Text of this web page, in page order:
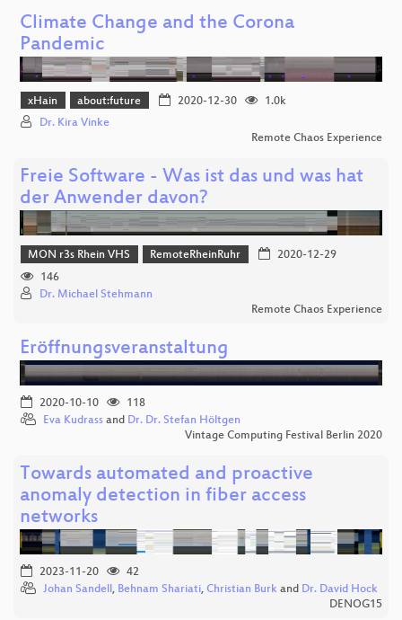
Climate Change and the Corona
Pandemic
xHain about:future 2020-12-30
1.0k
Dr. Kira Vinke
Remote Chaos Experience
Freie Software - Was ist das und was hat
der Anwender davon?
MON r3s Rhein VHS RemoteRheinRuhr
2020-12-29
146
Dr. Michael Stehmann
Remote Chaos Experience
Eröffnungsveranstaltung
2020-10-10
118
Eva Kudrass and Dr. Dr. Stefan Höltgen
Vintage Computing Festival Berlin 2020
Towards automated and proactive
anomaly detection in fiber access
networks
2023-11-20
42
Johan Sandell, Behnam Shariati, Christian Burk and Dr. David Hock
DENOG15